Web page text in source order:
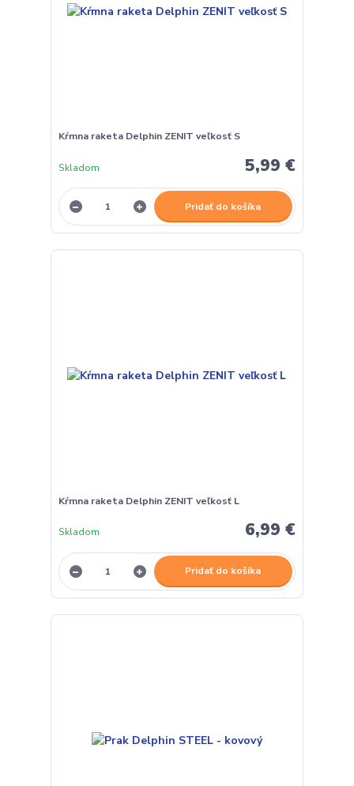
Kŕmna raketa Delphin ZENIT veľkosť S
5,99 €
Skladom
Pridať do košíka
Kŕmna raketa Delphin ZENIT veľkosť L
6,99 €
Skladom
Pridať do košíka